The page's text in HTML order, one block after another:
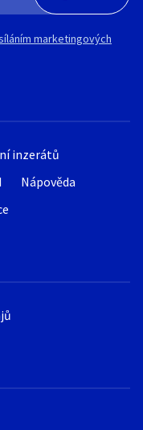
inzerátů
Nápověda
marketingových